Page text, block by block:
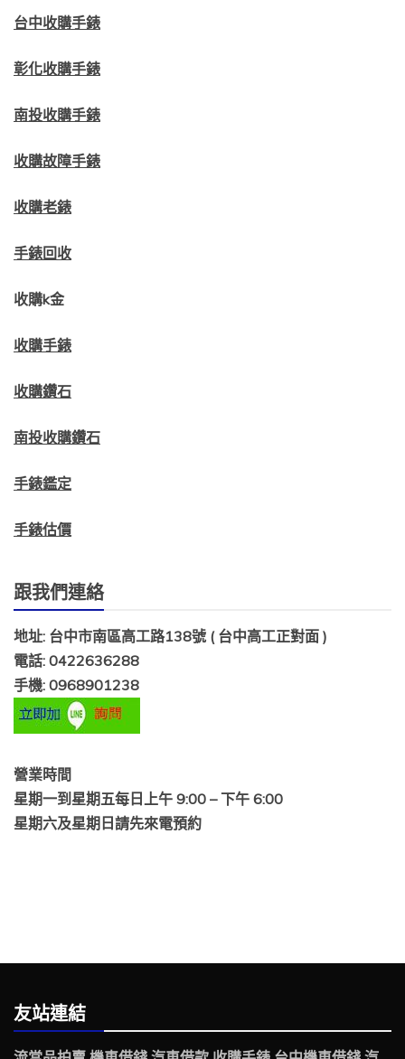
台中收購手錶
彰化收購手錶
南投收購手錶
收購故障手錶
收購老錶
手錶回收
收購k金
收購手錶
收購鑽石
南投收購鑽石
手錶鑑定
手錶估價
跟我們連絡
地址: 台中市南區高工路138號 ( 台中高工正對面 )
電話: 0422636288
手機: 0968901238
營業時間
星期一到星期五每日上午 9:00 – 下午 6:00
星期六及星期日請先來電預約
友站連結